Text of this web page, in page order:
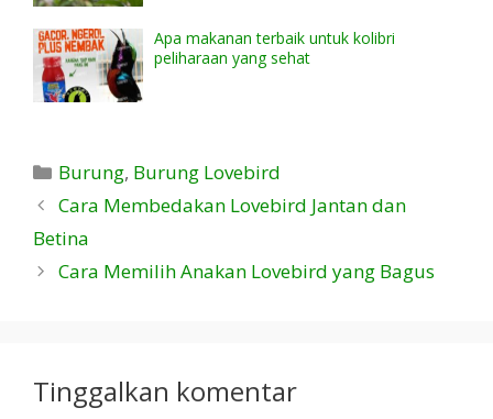
Apa makanan terbaik untuk kolibri
peliharaan yang sehat
Kategori
Burung, Burung Lovebird
Cara Membedakan Lovebird Jantan dan
Betina
Cara Memilih Anakan Lovebird yang Bagus
Tinggalkan komentar